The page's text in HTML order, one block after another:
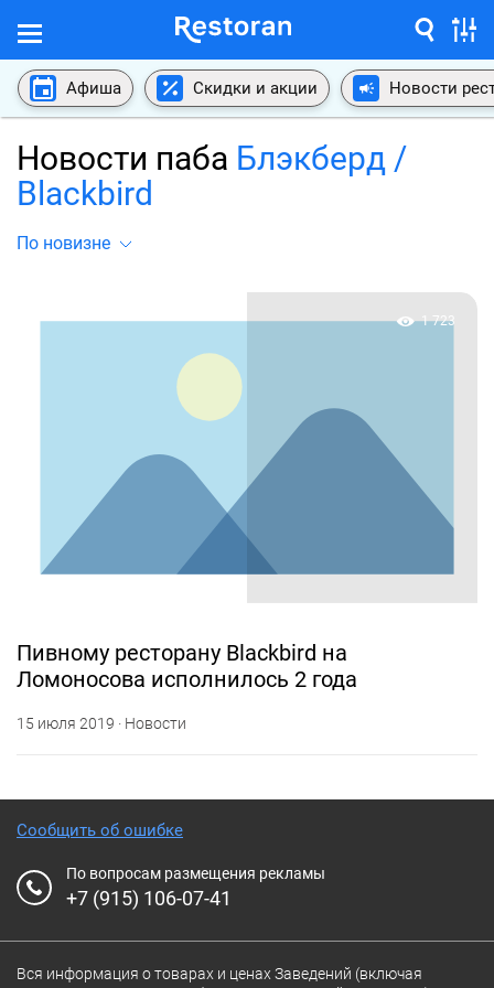
Афиша Скидки и акции Новости
Новости паба Блэкберд /
Blackbird
По новизне
1 723
Пивному ресторану Blackbird на
Ломоносова исполнилось 2 года
15 июля 2019 · Новости
Сообщить об ошибке
По вопросам размещения рекламы
+7 (915) 106-07-41
Вся информация о товарах и ценах Заведений (включая